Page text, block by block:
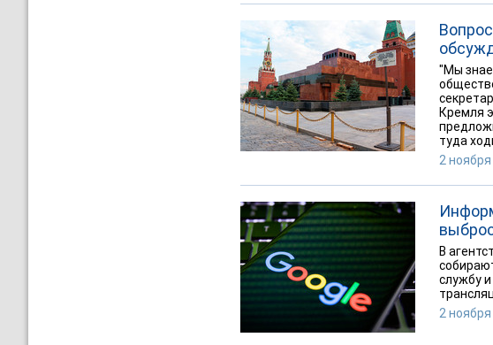
"Мы
Кремля
туда
2 ноября
В
службу
2 ноября